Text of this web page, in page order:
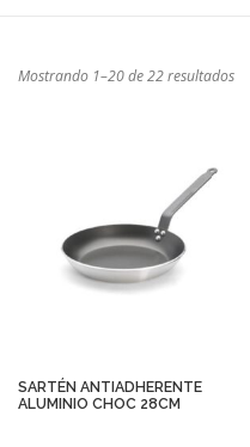
Mostrando 1–20 de 22 resultados
SARTÉN ANTIADHERENTE
ALUMINIO CHOC 28CM